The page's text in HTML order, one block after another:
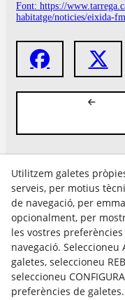
Font: https://
habitatge/noticies/eixida-
Avís Legal
Política Cookies
Política de Privacitat
Utilitzem galetes
serveis, per motius
de navegació, per
opcionalment, per
les vostres
navegació. Seleccioneu
galetes, seleccioneu
seleccioneu
preferències de